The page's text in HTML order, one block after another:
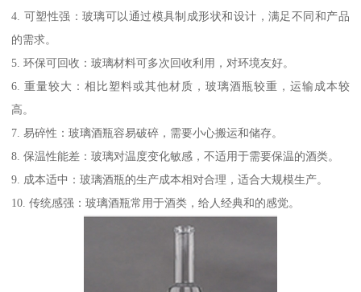
4. 可塑性强：玻璃可以通过模具制成形状和设计，满足不同和产品
的需求。
5. 环保可回收：玻璃材料可多次回收利用，对环境友好。
6. 重量较大：相比塑料或其他材质，玻璃酒瓶较重，运输成本较
高。
7. 易碎性：玻璃酒瓶容易破碎，需要小心搬运和储存。
8. 保温性能差：玻璃对温度变化敏感，不适用于需要保温的酒类。
9. 成本适中：玻璃酒瓶的生产成本相对合理，适合大规模生产。
10. 传统感强：玻璃酒瓶常用于酒类，给人经典和的感觉。